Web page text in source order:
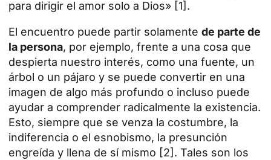
para dirigir el amor solo a Dios» [1].
El encuentro puede partir solamente de parte de
la persona, por ejemplo, frente a una cosa que
despierta nuestro interés, como una fuente, un
árbol o un pájaro y se puede convertir en una
imagen de algo más profundo o incluso puede
ayudar a comprender radicalmente la existencia.
Esto, siempre que se venza la costumbre, la
indiferencia o el esnobismo, la presunción
engreída y llena de sí mismo [2]. Tales son los